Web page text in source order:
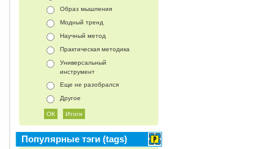
Образ мышления
Модный тренд
Научный метод
Практическая методика
Универсальный
инструмент
Еще не разобрался
Другое
Популярные тэги (tags)